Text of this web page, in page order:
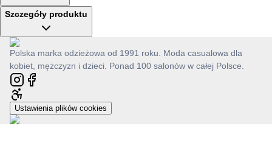
Szczegóły produktu
Polska marka odzieżowa od 1991 roku. Moda casualowa dla
kobiet, mężczyzn i dzieci. Ponad 100 salonów w całej Polsce.
Ustawienia plików cookies